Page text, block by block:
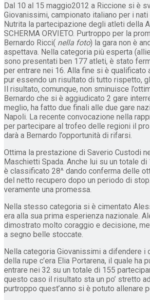
Dal 10 al 15 maggio2012 a Riccione si è
Giovanissimi, campionato italiano per i
Nutrita la partecipazione degli atleti della
SCHERMA ORVIETO. Purtroppo per la
Bernardo Ricci( nella foto) la gara non è
aspettava. Nella categoria più esperta
sono presentati ben 177 atleti, è stato
per entrare nei 16. Alla fine si è qualificato
pur essendo un risultato di tutto rispetto,
Il risultato, comunque, non sminuisce
Bernardo che si è aggiudicato 2 gare
meglio, ha fatto due finali alle due gare
Napoli. La recente convocazione nella
per partecipare al trofeo delle regioni il
darà a Bernardo l’opportunità di rifarsi.
Ottima la prestazione di Saverio Custodi
Maschietti Spada. Anche lui su un totale
è classificato 28^ dando conferma delle
del netto recupero dopo un periodo di
veramente una promessa.
Nella stesso categoria si è cimentato
era alla sua prima esperienza nazionale.
dimostrato molto coraggio e decisione,
a segno belle stoccate.
Nella categoria Giovanissimi a difendere i
della rupe c’era Elia Portarena, il quale ha
entrare nei 32 su un totale di 155
questo caso il risultato sta un po’ stretto
purtroppo quest’anno si è potuto allenare